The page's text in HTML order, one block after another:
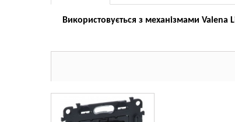
Використовується з механізмами